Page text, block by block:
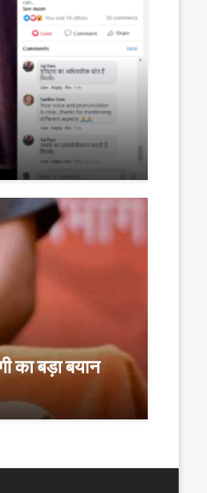
का बड़ा बयान